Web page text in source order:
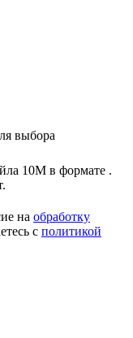
выбора
10M в формате .
на обработку
с политикой